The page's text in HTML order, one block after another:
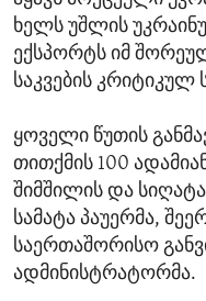
ხელს უშლის
ექსპორტს იმ
საკვების კრიტიკულ
ყოველი წუთის
თითქმის 100
შიმშილის და
სამატა პაუერმა,
საერთაშორისო
ადმინისტრატორმა.